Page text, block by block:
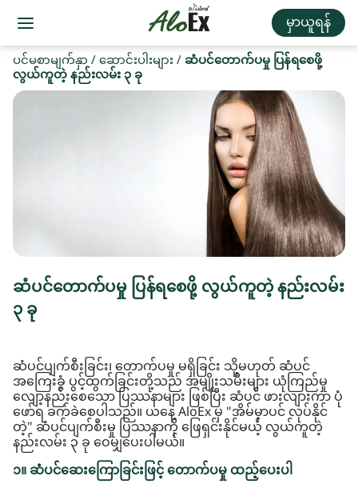
မှာယူရန်
ပင်မစာမျက်နှာ /ဆောင်းပါးများ/ ဆံပင်တောက်ပမှု ပြန်ရစေဖို့
လွယ်ကူတဲ့ နည်းလမ်း ၃ ခု
ဆံပင်တောက်ပမှု ပြန်ရစေဖို့ လွယ်ကူတဲ့ နည်းလမ်း
၃ ခု
ဆံပင်ပျက်စီးခြင်း၊ တောက်ပမှု မရှိခြင်း သို့မဟုတ် ဆံပင်
အကြေးခွံ ပွင့်ထွက်ခြင်းတို့သည် အမျိုးသမီးများ ယုံကြည်မှု
လျော့နည်းစေသော ပြဿနာများ ဖြစ်ပြီး ဆံပင် ဖားလျားကာ ပုံ
ဖော်ရ ခက်ခဲစေပါသည်။ ယနေ့ AloEx မှ "အိမ်မှာပင် လုပ်နိုင်
တဲ့" ဆံပင်ပျက်စီးမှု ပြဿနာကို ဖြေရှင်းနိုင်မယ့် လွယ်ကူတဲ့
နည်းလမ်း ၃ ခု ဝေမျှပေးပါမယ်။
၁။ ဆံပင်ဆေးကြောခြင်းဖြင့် တောက်ပမှု ထည့်ပေးပါ